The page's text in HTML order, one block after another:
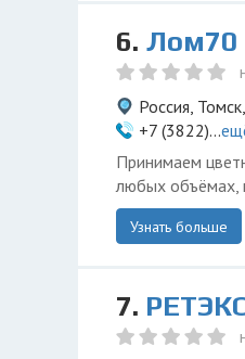
6. Лом70
Россия,
+7 (3822)...
Принимаем
любых объёмах,
Узнать больше
7.